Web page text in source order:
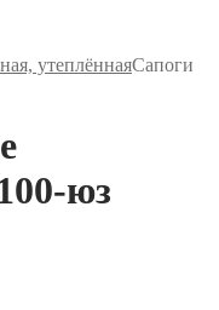
утеплённаяСапоги
юз